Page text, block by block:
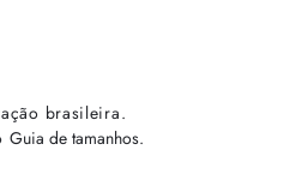
brasileira.
Guia de tamanhos.